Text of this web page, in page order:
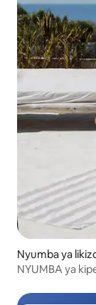
Nyumba ya
NYUMBA ya